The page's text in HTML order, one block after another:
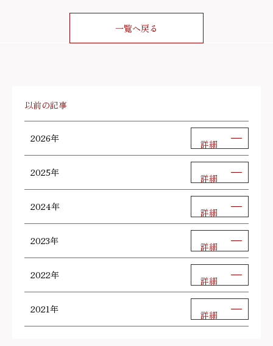
一覧へ戻る
以前の記事
2026年 詳細
2025年 詳細
2024年 詳細
2023年 詳細
2022年 詳細
2021年 詳細